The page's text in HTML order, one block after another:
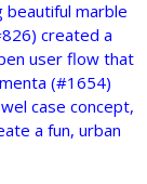
marble
created a
user flow that
(#1654)
case concept,
a fun, urban